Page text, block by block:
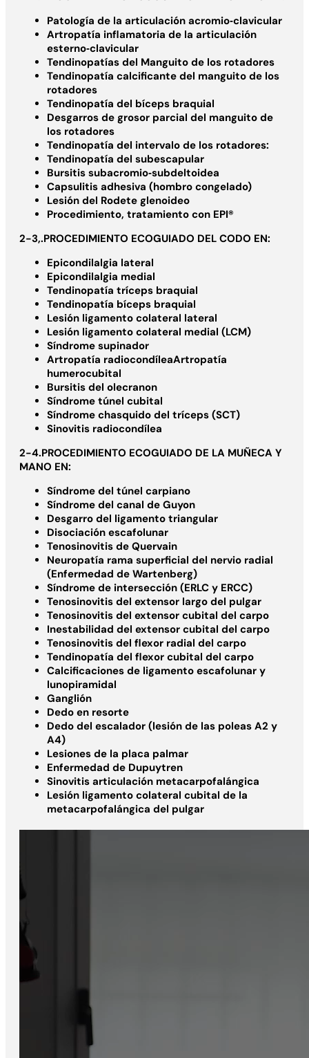
Patología de la articulación acromio‐clavicular
Artropatía inflamatoria de la articulación
esterno‐clavicular
Tendinopatías del Manguito de los rotadores
Tendinopatía calcificante del manguito de los
rotadores
Tendinopatía del bíceps braquial
Desgarros de grosor parcial del manguito de
los rotadores
Tendinopatía del intervalo de los rotadores:
Tendinopatía del subescapular
Bursitis subacromio‐subdeltoidea
Capsulitis adhesiva (hombro congelado)
Lesión del Rodete glenoideo
Procedimiento, tratamiento con EPI®
2-3,.PROCEDIMIENTO ECOGUIADO DEL CODO EN:
Epicondilalgia lateral
Epicondilalgia medial
Tendinopatía tríceps braquial
Tendinopatía bíceps braquial
Lesión ligamento colateral lateral
Lesión ligamento colateral medial (LCM)
Síndrome supinador
Artropatía radiocondíleaArtropatía
humerocubital
Bursitis del olecranon
Síndrome túnel cubital
Síndrome chasquido del tríceps (SCT)
Sinovitis radiocondílea
2-4.PROCEDIMIENTO ECOGUIADO DE LA MUÑECA Y
MANO EN:
Síndrome del túnel carpiano
Síndrome del canal de Guyon
Desgarro del ligamento triangular
Disociación escafolunar
Tenosinovitis de Quervain
Neuropatía rama superficial del nervio radial
(Enfermedad de Wartenberg)
Síndrome de intersección (ERLC y ERCC)
Tenosinovitis del extensor largo del pulgar
Tenosinovitis del extensor cubital del carpo
Inestabilidad del extensor cubital del carpo
Tenosinovitis del flexor radial del carpo
Tendinopatía del flexor cubital del carpo
Calcificaciones de ligamento escafolunar y
lunopiramidal
Ganglión
Dedo en resorte
Dedo del escalador (lesión de las poleas A2 y
A4)
Lesiones de la placa palmar
Enfermedad de Dupuytren
Sinovitis articulación metacarpofalángica
Lesión ligamento colateral cubital de la
metacarpofalángica del pulgar